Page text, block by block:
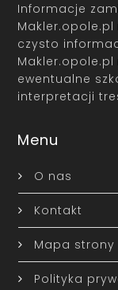
Informacje
czysto
ewentualne
interpretacji
Menu
O nas
Kontakt
Mapa strony
Polityka